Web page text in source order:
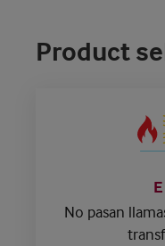
Product
No pasan